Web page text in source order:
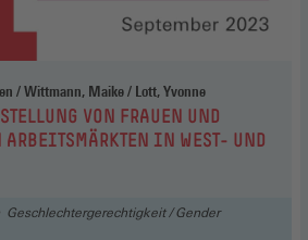
Pfahl, Svenja / Unrau, Eugen / Wittmann, Maike / Lott, Yvonne
VON FRAUEN UND
ARBEITSMÄRKTEN IN WEST- UND
Geschlechtergerechtigkeit / Gender